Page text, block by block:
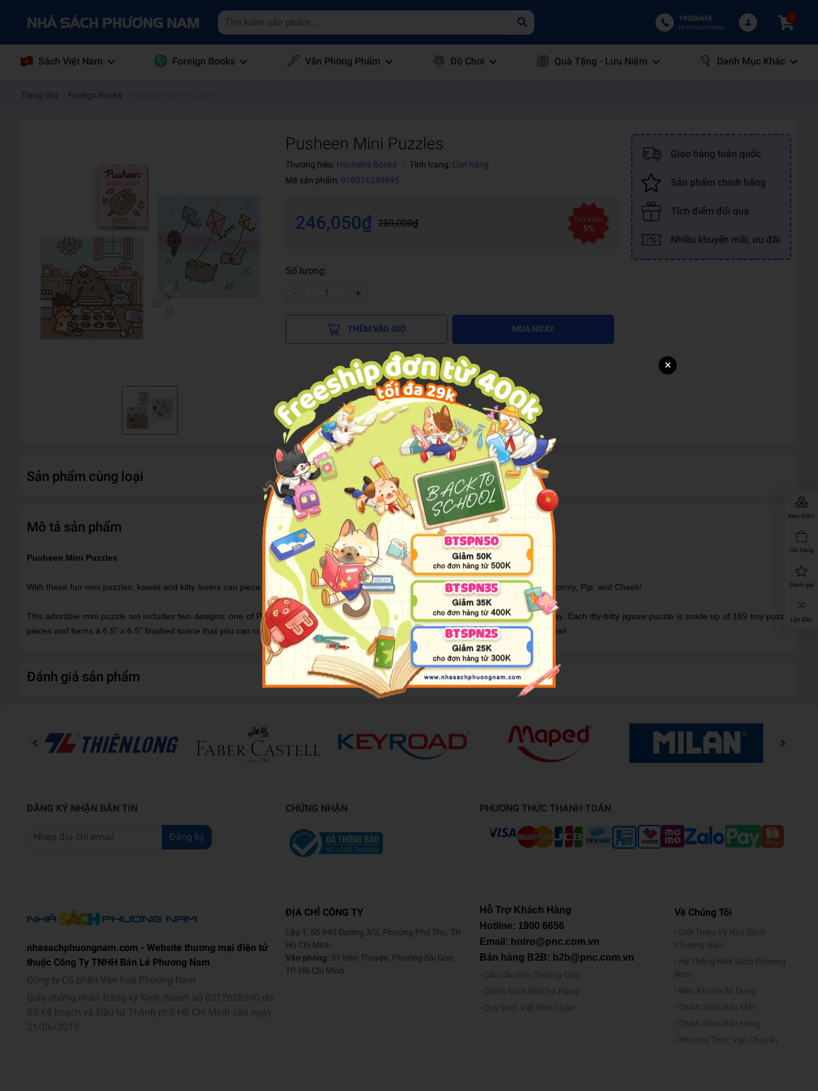
19006656
Hỗ trợ khách hàng
0
Sách Việt Nam Foreign Books Văn Phòng Phẩm Đồ Chơi Quà Tặng - Lưu Niệm Danh Mục Khác
Xem thêm
Giỏ hàng
Đánh giá
Lên đầu
Trang chủ Foreign Books
Pusheen Mini Puzzles
Thương hiệu: Hachette Books Tình trạng: Còn hàng
Mã sản phẩm: 978076249695
246,050₫ 259,000₫ Tiết kiệm
5%
Số lượng:
-
+
THÊM VÀO GIỎ MUA NGAY
Giao hàng toàn quốc
Sản phẩm chính hãng
Tích điểm đổi quà
Nhiều khuyến mãi, ưu đãi
Sản phẩm cùng loại
Mô tả sản phẩm
Pusheen Mini Puzzles
With these fun mini puzzles, kawaii and kitty lovers can piece together two cute scenes of the naughty, lovable Pusheen and her friends Stormy, Pip, and Cheek!
This adorable mini puzzle set includes two designs: one of Pusheen and her pals baking, another of the squad flying kites on a sunny day. Each itty-bitty jigsaw puzzle is made up of 169 tiny puzzle
pieces and forms a 6.5" x 6.5" finished scene that you can craft-glue together and frame as decoration or simply break apart and start anew!
Đánh giá sản phẩm
ĐĂNG KÝ NHẬN BẢN TIN
Đăng ký
CHỨNG NHẬN PHƯƠNG THỨC THANH TOÁN
nhasachphuongnam.com - Website thương mại điện tử
thuộc Công Ty TNHH Bán Lẻ Phương Nam
Công ty Cổ phần Văn hoá Phương Nam
Giấy chứng nhận Đăng ký Kinh doanh số 0312628590 do
Sở Kế hoạch và Đầu tư Thành phố Hồ Chí Minh cấp ngày
21/06/2019
ĐỊA CHỈ CÔNG TY
Lầu 1, Số 940 Đường 3/2, Phường Phú Thọ, TP.
Hồ Chí Minh
Văn phòng: 31 Hàn Thuyên, Phường Sài Gòn,
TP. Hồ Chí Minh
Hỗ Trợ Khách Hàng
Hotline: 1900 6656
Email: hotro@pnc.com.vn
Bán hàng B2B: b2b@pnc.com.vn
Các Câu Hỏi Thường Gặp
Chính Sách Đổi/Trả Hàng
Quy Định Viết Bình Luận
Về Chúng Tôi
Giới Thiệu Về Nhà Sách
Phương Nam
Hệ Thống Nhà Sách Phương
Nam
Điều Khoản Sử Dụng
Chính Sách Bảo Mật
Chính Sách Bán Hàng
Phương Thức Vận Chuyển
×